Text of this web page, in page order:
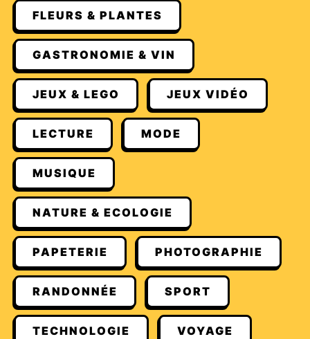
FLEURS & PLANTES
GASTRONOMIE & VIN
JEUX & LEGO JEUX VIDÉO
LECTURE MODE
MUSIQUE
NATURE & ECOLOGIE
PAPETERIE PHOTOGRAPHIE
RANDONNÉE SPORT
TECHNOLOGIE VOYAGE